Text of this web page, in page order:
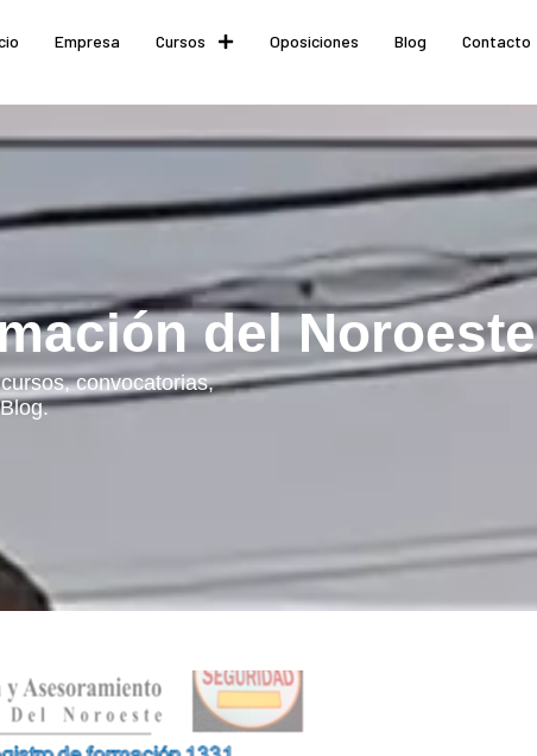
Empresa Cursos Oposiciones Blog Contacto
del Noroeste
convocatorias,